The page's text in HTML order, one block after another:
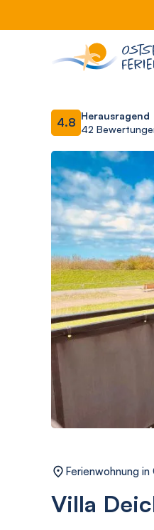
4.8 Herausragend
42
Ferienwohnung
Villa